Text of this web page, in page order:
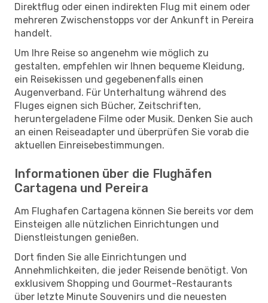
Direktflug oder einen indirekten Flug mit einem oder
mehreren Zwischenstopps vor der Ankunft in Pereira
handelt.
Um Ihre Reise so angenehm wie möglich zu
gestalten, empfehlen wir Ihnen bequeme Kleidung,
ein Reisekissen und gegebenenfalls einen
Augenverband. Für Unterhaltung während des
Fluges eignen sich Bücher, Zeitschriften,
heruntergeladene Filme oder Musik. Denken Sie auch
an einen Reiseadapter und überprüfen Sie vorab die
aktuellen Einreisebestimmungen.
Informationen über die Flughäfen
Cartagena und Pereira
Am Flughafen Cartagena können Sie bereits vor dem
Einsteigen alle nützlichen Einrichtungen und
Dienstleistungen genießen.
Dort finden Sie alle Einrichtungen und
Annehmlichkeiten, die jeder Reisende benötigt. Von
exklusivem Shopping und Gourmet-Restaurants
über letzte Minute Souvenirs und die neuesten